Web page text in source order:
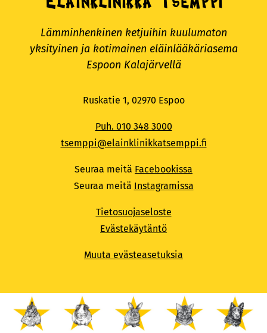
Lämminhenkinen ketjuihin kuulumaton
yksityinen ja kotimainen eläinlääkäriasema
Espoon Kalajärvellä
Ruskatie 1, 02970 Espoo
Puh. 010 348 3000
tsemppi@elainklinikkatsemppi.fi
Seuraa meitä Facebookissa
Seuraa meitä Instagramissa
Tietosuojaseloste
Evästekäytäntö
Muuta evästeasetuksia